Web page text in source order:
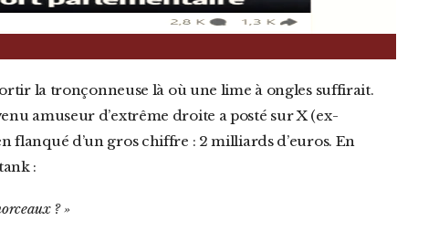
amuseur d’extrême droite a posté sur X (ex-
d’un gros chiffre : 2 milliards d’euros. En
:
? »